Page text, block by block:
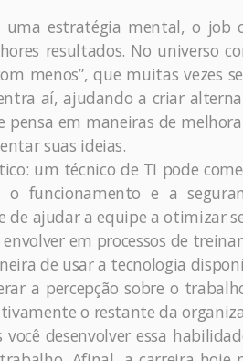
uma estratégia mental, o job
resultados. No universo
menos”, que muitas vezes
aí, ajudando a criar
pensa em maneiras de
suas ideias.
um técnico de TI pode
funcionamento e a
de ajudar a equipe a otimizar
envolver em processos de
de usar a tecnologia
a percepção sobre o
o restante da
você desenvolver essa